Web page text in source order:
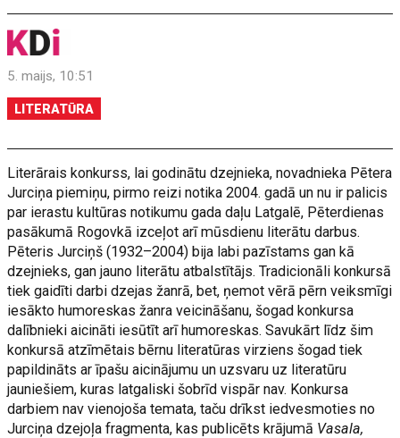
5. maijs, 10:51
LITERATŪRA
Literārais konkurss, lai godinātu dzejnieka, novadnieka Pētera
Jurciņa piemiņu, pirmo reizi notika 2004. gadā un nu ir palicis
par ierastu kultūras notikumu gada daļu Latgalē, Pēterdienas
pasākumā Rogovkā izceļot arī mūsdienu literātu darbus.
Pēteris Jurciņš (1932–2004) bija labi pazīstams gan kā
dzejnieks, gan jauno literātu atbalstītājs. Tradicionāli konkursā
tiek gaidīti darbi dzejas žanrā, bet, ņemot vērā pērn veiksmīgi
iesākto humoreskas žanra veicināšanu, šogad konkursa
dalībnieki aicināti iesūtīt arī humoreskas. Savukārt līdz šim
konkursā atzīmētais bērnu literatūras virziens šogad tiek
papildināts ar īpašu aicinājumu un uzsvaru uz literatūru
jauniešiem, kuras latgaliski šobrīd vispār nav. Konkursa
darbiem nav vienojoša temata, taču drīkst iedvesmoties no
Jurciņa dzejoļa fragmenta, kas publicēts krājumā Vasala,